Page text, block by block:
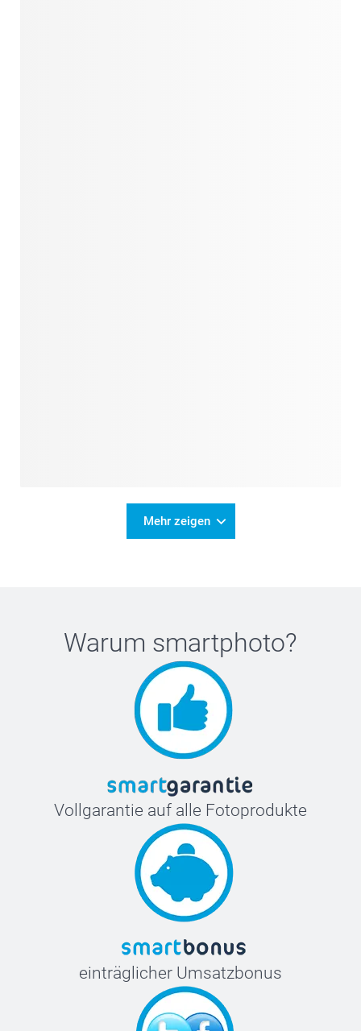
Mehr zeigen
Warum smartphoto?
Vollgarantie auf alle Fotoprodukte
einträglicher Umsatzbonus